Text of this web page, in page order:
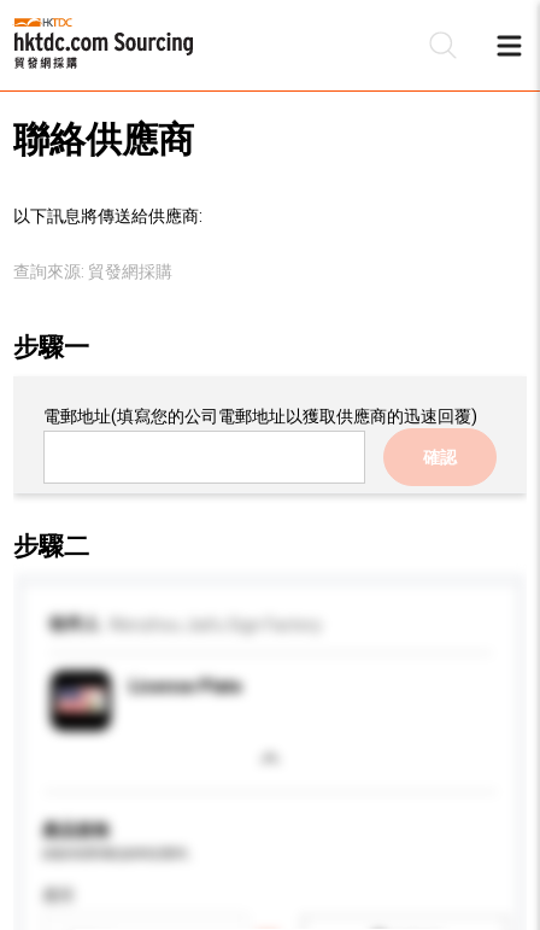
聯絡供應商
以下訊息將傳送給供應商:
查詢來源: 貿發網採購
步驟一
電郵地址(填寫您的公司電郵地址以獲取供應商的迅速回覆)
確認
步驟二
收件人
License Plate
產品規格